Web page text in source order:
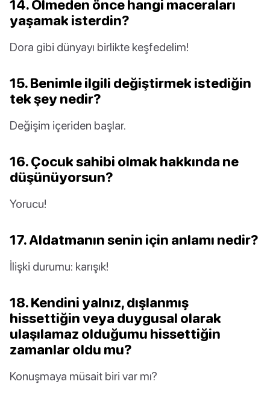
14. Ölmeden önce hangi maceraları
yaşamak isterdin?
Dora gibi dünyayı birlikte keşfedelim!
15. Benimle ilgili değiştirmek istediğin
tek şey nedir?
Değişim içeriden başlar.
16. Çocuk sahibi olmak hakkında ne
düşünüyorsun?
Yorucu!
17. Aldatmanın senin için anlamı nedir?
İlişki durumu: karışık!
18. Kendini yalnız, dışlanmış
hissettiğin veya duygusal olarak
ulaşılamaz olduğumu hissettiğin
zamanlar oldu mu?
Konuşmaya müsait biri var mı?